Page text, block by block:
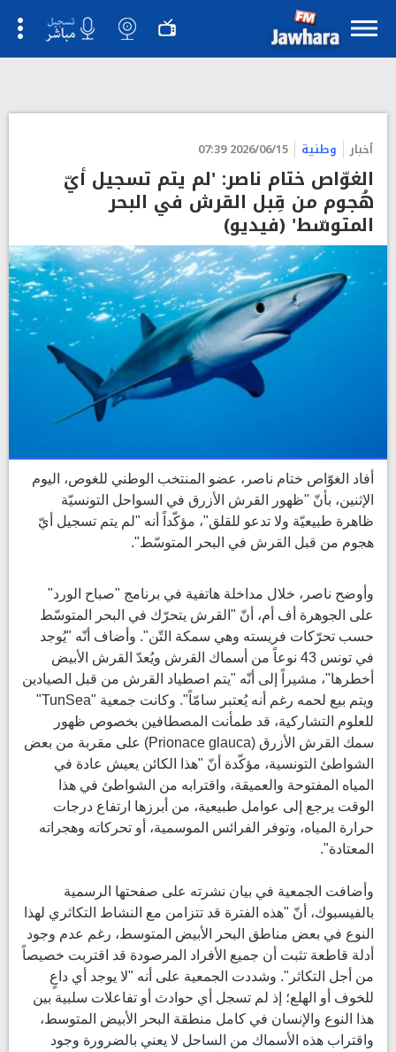
أخبار وطنية 2026/06/15 07:39
الغوّاص ختام ناصر: 'لم يتم تسجيل أيّ
هُجوم من قِبل القرش في البحر
المتوسّط' (فيديو)
أفاد الغوّاص ختام ناصر، عضو المنتخب الوطني للغوص، اليوم
الإثنين، بأنّ "ظهور القرش الأزرق في السواحل التونسيّة
ظاهرة طبيعيّة ولا تدعو للقلق"، مؤكّداً أنه "لم يتم تسجيل أيّ
هجوم من قبل القرش في البحر المتوسّط".
وأوضح ناصر، خلال مداخلة هاتفية في برنامج "صباح الورد"
على الجوهرة أف أم، أنّ "القرش يتحرّك في البحر المتوسّط
حسب تحرّكات فريسته وهي سمكة التّن". وأضاف أنّه "يُوجد
في تونس 43 نوعاً من أسماك القرش ويُعدّ القرش الأبيض
أخطرها"، مشيراً إلى أنّه "يتم اصطياد القرش من قبل الصيادين
ويتم بيع لحمه رغم أنه يُعتبر سامّاً". وكانت جمعية "TunSea"
للعلوم التشاركية، قد طمأنت المصطافين بخصوص ظهور
سمك القرش الأزرق (Prionace glauca) على مقربة من بعض
الشواطئ التونسية، مؤكّدة أنّ "هذا الكائن يعيش عادة في
المياه المفتوحة والعميقة، واقترابه من الشواطئ في هذا
الوقت يرجع إلى عوامل طبيعية، من أبرزها ارتفاع درجات
حرارة المياه، وتوفر الفرائس الموسمية، أو تحركاته وهجراته
المعتادة".
وأضافت الجمعية في بيان نشرته على صفحتها الرسمية
بالفيسبوك، أنّ "هذه الفترة قد تتزامن مع النشاط التكاثري لهذا
النوع في بعض مناطق البحر الأبيض المتوسط، رغم عدم وجود
أدلة قاطعة تثبت أن جميع الأفراد المرصودة قد اقتربت خصيصاً
من أجل التكاثر". وشددت الجمعية على أنه "لا يوجد أي داعٍ
للخوف أو الهلع؛ إذ لم تسجل أي حوادث أو تفاعلات سلبية بين
هذا النوع والإنسان في كامل منطقة البحر الأبيض المتوسط،
واقتراب هذه الأسماك من الساحل لا يعني بالضرورة وجود